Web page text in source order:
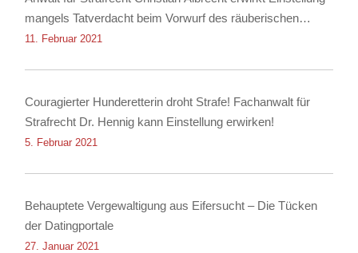
mangels Tatverdacht beim Vorwurf des räuberischen
Diebstahls sowie der Körperverletzung
11. Februar 2021
Couragierter Hunderetterin droht Strafe! Fachanwalt für
Strafrecht Dr. Hennig kann Einstellung erwirken!
5. Februar 2021
Behauptete Vergewaltigung aus Eifersucht – Die Tücken
der Datingportale
27. Januar 2021